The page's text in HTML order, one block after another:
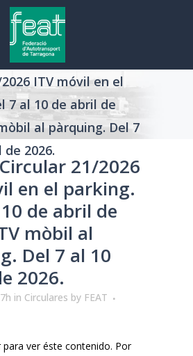
ITV móvil en el
7 al 10 de abril de
al pàrquing. Del 7
de 2026.
Circular 21/2026
en el parking.
de abril de
mòbil al
Del 7 al 10
2026.
in Circulares by FEAT
para ver éste contenido. Por